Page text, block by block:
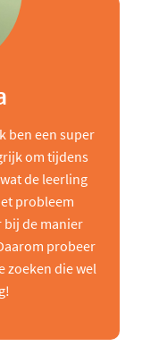
ben een super
om tijdens
de leerling
probleem
bij de manier
probeer
zoeken die wel